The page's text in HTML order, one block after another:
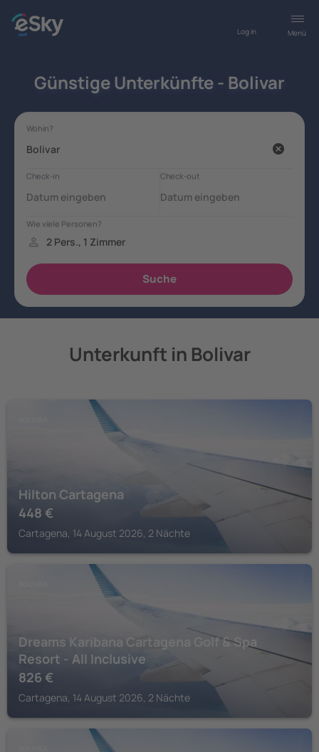
Menü
Log in
Günstige Unterkünfte - Bolivar
Unterkunft in Bolivar
Hilton Cartagena
448 €
Cartagena, 14 August 2026, 2 Nächte
Dreams Karibana Cartagena Golf & Spa
Resort - All Inclusive
826 €
Cartagena, 14 August 2026, 2 Nächte